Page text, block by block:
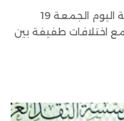
سجلت أسعار الدواجن في الأسواق المصرية اليوم الجمعة 19
مع اختلافات طفيفة بين